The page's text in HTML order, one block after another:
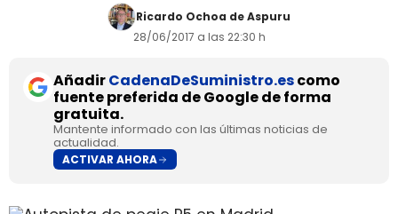
Ricardo Ochoa de Aspuru
28/06/2017 a las 22:30 h
AñadirCadenaDeSuministro.escomo
fuente preferida de Google de forma
gratuita.
Mantente informado con las últimas noticias de
actualidad.
ACTIVAR AHORA